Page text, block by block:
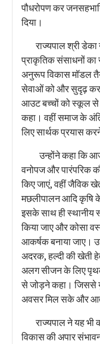
पौधरोपण कर
दिया।
राज्यपाल श्री डेका
प्राकृतिक संसाधनों
अनुरूप विकास मॉडल
सेवाओं को और सुदृढ़
आउट बच्चों को स्कूल से
कहा। वहीं समाज के
लिए सार्थक प्रयास
उन्होंने कहा कि
वनोपज और पारंपरिक
किए जाएं, वहीं जैविक
मछलीपालन आदि कृषि के
इसके साथ ही स्थानीय
किया जाए और कोसा
आकर्षक बनाया जाए।
अदरक, हल्दी की खेती
अलग सीजन के लिए
से जोड़ने कहा। जिससे
अवसर मिल सके और
राज्यपाल ने यह भी
विकास की अपार